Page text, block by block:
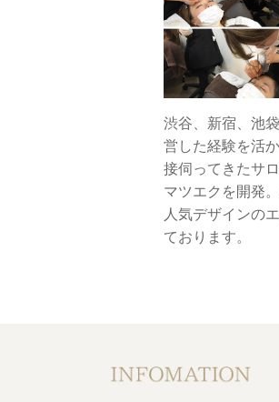
渋谷、新宿、池
営した経験を活
接伺ってきたサ
マツエクを開発
人気デザインの
ております。